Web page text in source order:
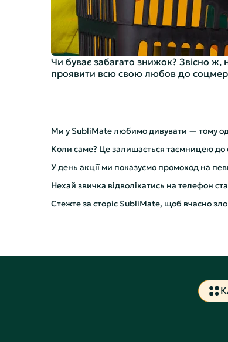
Чи буває забагато знижок? Звісно
проявити всю свою любов до
Ми у SubliMate любимо дивувати — тому
Коли саме? Це залишається таємницею до
У день акції ми показуємо промокод на
Нехай звичка відволікатись на телефон
Стежте за сторіс SubliMate, щоб вчасно